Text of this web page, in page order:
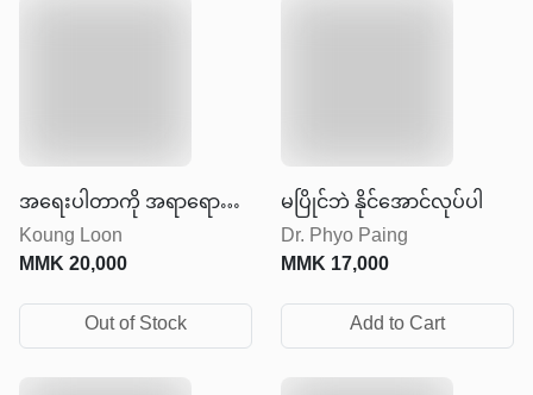
အရေးပါတာကို အရာရောက်
အောင်လုပ်ပါ
Koung Loon
MMK20,000
Out of Stock
မပြိုင်ဘဲ နိုင်အောင်လုပ်ပါ
Dr. Phyo Paing
MMK17,000
Add to Cart